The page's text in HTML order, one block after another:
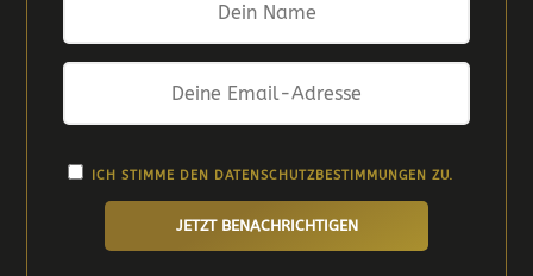
ICH STIMME DEN DATENSCHUTZBESTIMMUNGEN ZU.
JETZT BENACHRICHTIGEN